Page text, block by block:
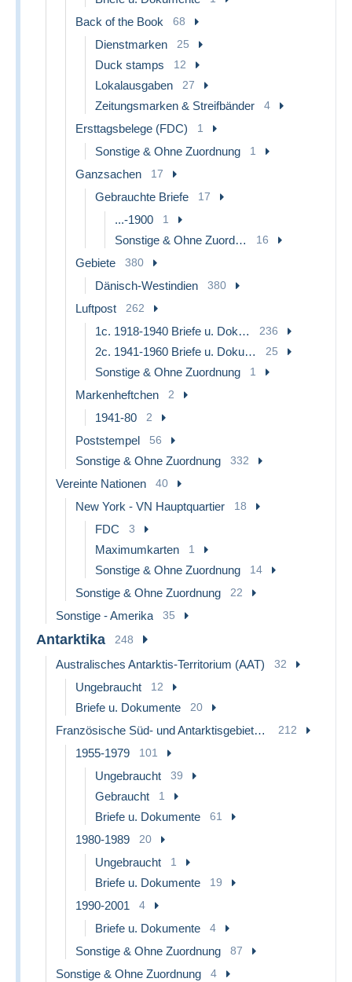
Back of the Book 68
Dienstmarken 25
Duck stamps 12
Lokalausgaben 27
Zeitungsmarken & Streifbänder 4
Ersttagsbelege (FDC) 1
Sonstige & Ohne Zuordnung 1
Ganzsachen 17
Gebrauchte Briefe 17
...-1900 1
Sonstige & Ohne Zuordnung 16
Gebiete 380
Dänisch-Westindien 380
Luftpost 262
1c. 1918-1940 Briefe u. Dokumente 236
2c. 1941-1960 Briefe u. Dokumente 25
Sonstige & Ohne Zuordnung 1
Markenheftchen 2
1941-80 2
Poststempel 56
Sonstige & Ohne Zuordnung 332
Vereinte Nationen 40
New York - VN Hauptquartier 18
FDC 3
Maximumkarten 1
Sonstige & Ohne Zuordnung 14
Sonstige & Ohne Zuordnung 22
Sonstige - Amerika 35
Antarktika 248
Australisches Antarktis-Territorium (AAT) 32
Ungebraucht 12
Briefe u. Dokumente 20
Französische Süd- und Antarktisgebiete (TAAF) 212
1955-1979 101
Ungebraucht 39
Gebraucht 1
Briefe u. Dokumente 61
1980-1989 20
Ungebraucht 1
Briefe u. Dokumente 19
1990-2001 4
Briefe u. Dokumente 4
Sonstige & Ohne Zuordnung 87
Sonstige & Ohne Zuordnung 4